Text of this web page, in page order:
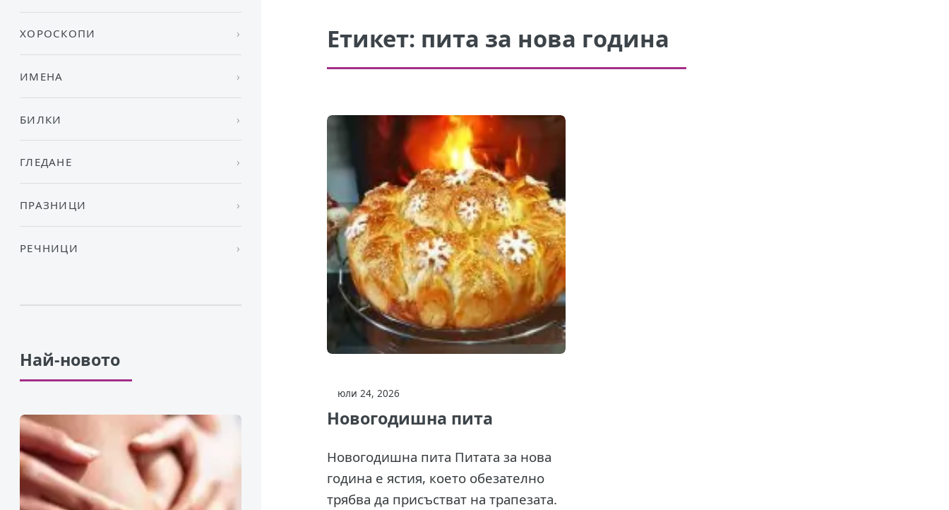
Етикет: пита за нова година
юли 24, 2026
Новогодишна пита
Новогодишна пита Питата за нова
година е ястия, което обезателно
трябва да присъстват на трапезата.
ХОРОСКОПИ
ИМЕНА
БИЛКИ
ГЛЕДАНЕ
ПРАЗНИЦИ
РЕЧНИЦИ
Най-новото